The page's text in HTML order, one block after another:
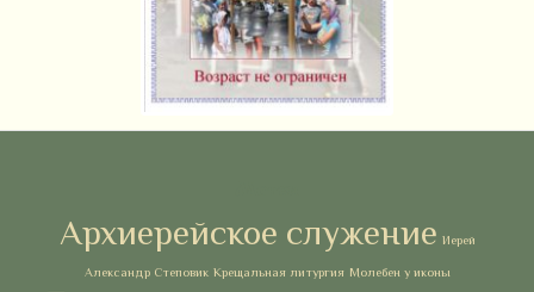
Архиерейское служение Иерей
Александр Степовик Крещальная литургия Молебен у иконы